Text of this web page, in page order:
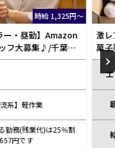
時給 1,325円～
・昼勤】Amazon
大募集♪/千葉
営業）
】軽作業
務(残業代)は25％割
です
激レ
菓子
あり/
エ
職
給